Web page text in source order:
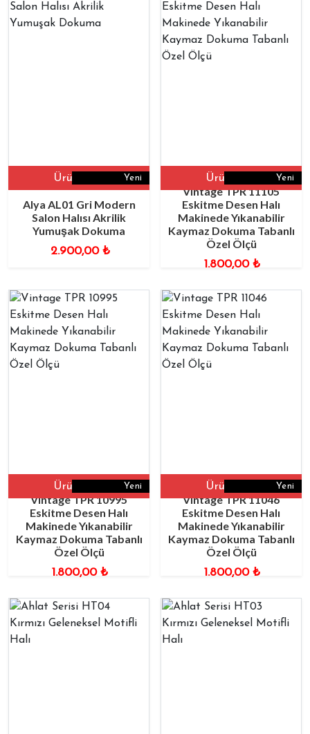
Yeni
Ürüne Git
Alya AL01 Gri Modern
Salon Halısı Akrilik
Yumuşak Dokuma
2.900,00 ₺
Yeni
Ürüne Git
Vintage TPR 11105
Eskitme Desen Halı
Makinede Yıkanabilir
Kaymaz Dokuma Tabanlı
Özel Ölçü
1.800,00 ₺
Yeni
Ürüne Git
Vintage TPR 10995
Eskitme Desen Halı
Makinede Yıkanabilir
Kaymaz Dokuma Tabanlı
Özel Ölçü
1.800,00 ₺
Yeni
Ürüne Git
Vintage TPR 11046
Eskitme Desen Halı
Makinede Yıkanabilir
Kaymaz Dokuma Tabanlı
Özel Ölçü
1.800,00 ₺